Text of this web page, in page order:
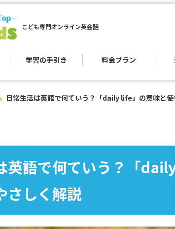
こども専門オンライン英会話
学習の手引き 料金プラン
日常生活は英語で何ていう？「daily life」の意味と
英語で何ていう？「
さしく解説